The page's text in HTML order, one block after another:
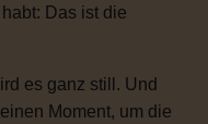
Das ist die
es ganz still. Und
Moment, um die